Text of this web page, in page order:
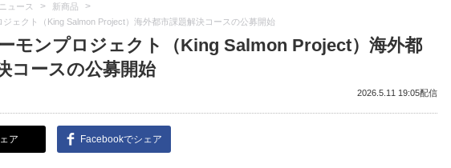
ュース > 新商品 >
ジェクト（King Salmon Project）海外都市課題解決コースの公募開始
モンプロジェクト（King Salmon Project）海外都
コースの公募開始
2026.5.11 19:05配信
ア Facebookでシェア